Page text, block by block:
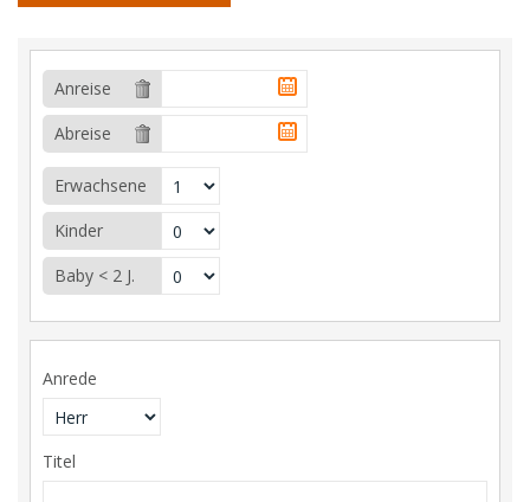
Anreise
Abreise
Erwachsene
Kinder
Baby < 2 J.
Anrede
Titel